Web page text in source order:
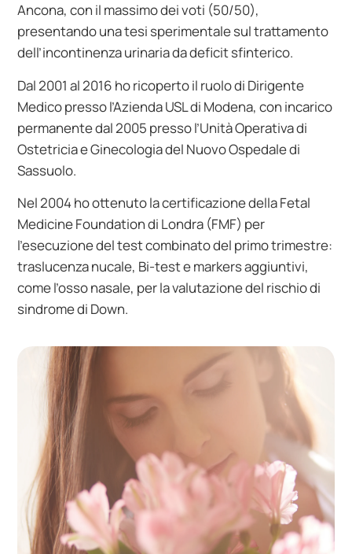
Ancona, con il massimo dei voti (50/50),
presentando una tesi sperimentale sul trattamento
dell’incontinenza urinaria da deficit sfinterico.
Dal 2001 al 2016 ho ricoperto il ruolo di Dirigente
Medico presso l’Azienda USL di Modena, con incarico
permanente dal 2005 presso l’Unità Operativa di
Ostetricia e Ginecologia del Nuovo Ospedale di
Sassuolo.
Nel 2004 ho ottenuto la certificazione della Fetal
Medicine Foundation di Londra (FMF) per
l’esecuzione del test combinato del primo trimestre:
traslucenza nucale, Bi-test e markers aggiuntivi,
come l’osso nasale, per la valutazione del rischio di
sindrome di Down.